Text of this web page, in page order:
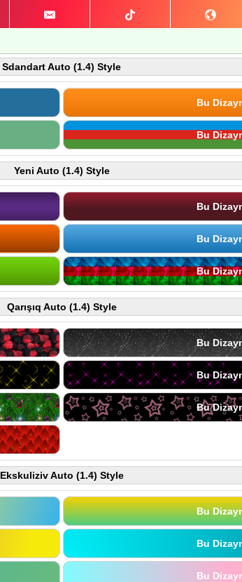
Sdandart Auto (1.4) Style
Bu
Bu
Yeni Auto (1.4) Style
Bu
Bu
Bu
Qarışıq Auto (1.4) Style
Bu
Bu
Bu
Ekskuliziv Auto (1.4) Style
Bu
Bu
Bu